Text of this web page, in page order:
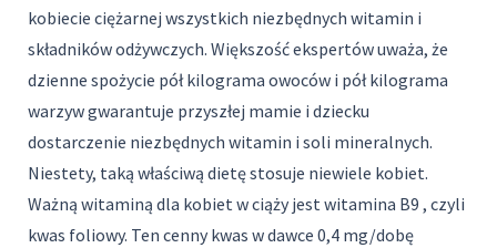
kobiecie ciężarnej wszystkich niezbędnych witamin i
składników odżywczych. Większość ekspertów uważa, że
dzienne spożycie pół kilograma owoców i pół kilograma
warzyw gwarantuje przyszłej mamie i dziecku
dostarczenie niezbędnych witamin i soli mineralnych.
Niestety, taką właściwą dietę stosuje niewiele kobiet.
Ważną witaminą dla kobiet w ciąży jest witamina B9 , czyli
kwas foliowy. Ten cenny kwas w dawce 0,4 mg/dobę